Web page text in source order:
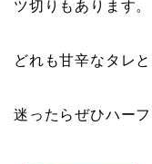
ツ切りもあります。
どれも甘辛なタレ
迷ったらぜひハーフ